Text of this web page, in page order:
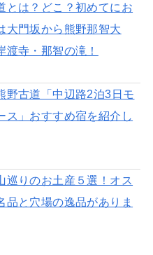
とは？どこ？初めてにお
大門坂から熊野那智大
渡寺・那智の滝！
野古道「中辺路2泊3日モ
ス」おすすめ宿を紹介し
巡りのお土産５選！オス
品と穴場の逸品がありま